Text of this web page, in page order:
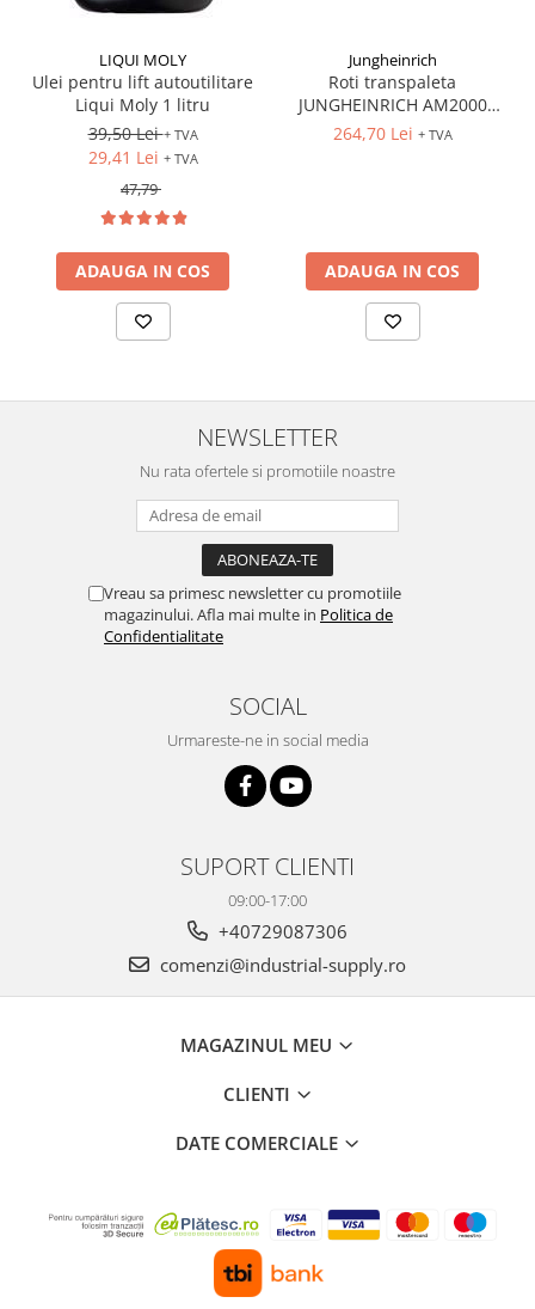
LIQUI MOLY
Ulei pentru lift autoutilitare
Liqui Moly 1 litru
39,50 Lei+ TVA
29,41 Lei + TVA
47,79
ADAUGA IN COS
Jungheinrich
Roti transpaleta
JUNGHEINRICH AM2000
170x50 mm
264,70 Lei + TVA
ADAUGA IN COS
NEWSLETTER
Nu rata ofertele si promotiile noastre
Vreau sa primesc newsletter cu promotiile
magazinului. Afla mai multe in Politica de
Confidentialitate
SOCIAL
Urmareste-ne in social media
SUPORT CLIENTI
09:00-17:00
+40729087306
comenzi@industrial-supply.ro
MAGAZINUL MEU
CLIENTI
DATE COMERCIALE